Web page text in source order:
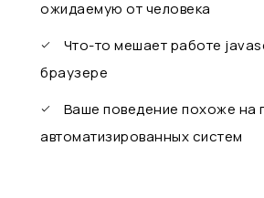
ожидаемую от человека
Что-то мешает работе
браузере
Ваше поведение похоже на
автоматизированных систем